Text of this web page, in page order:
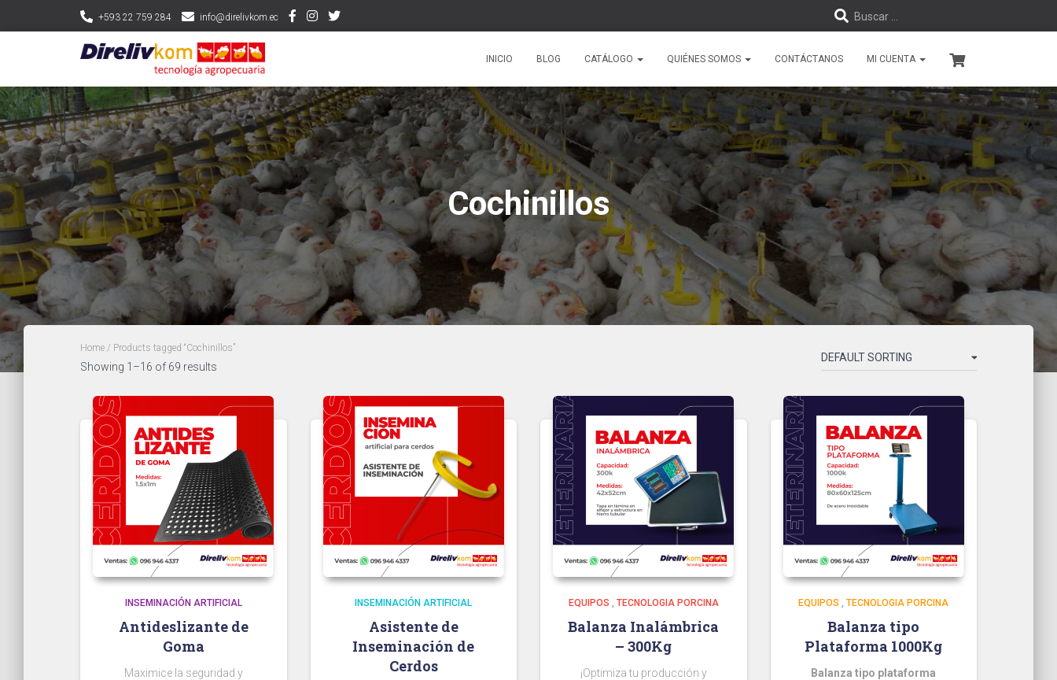
a
Buscar …
+593 22 759 284 info@direlivkom.ec
INICIO BLOG CATÁLOGO QUIÉNES SOMOS CONTÁCTANOS MI CUENTA
Cochinillos
Home / Products tagged “Cochinillos”
Showing 1–16 of 69 results
INSEMINACIÓN ARTIFICIAL
Antideslizante de
Goma
Maximice la seguridad y
INSEMINACIÓN ARTIFICIAL
Asistente de
Inseminación de
Cerdos
EQUIPOS , TECNOLOGIA PORCINA
Balanza Inalámbrica
– 300Kg
¡Optimiza tu producción y
EQUIPOS ,TECNOLOGIA PORCINA
Balanza tipo
Plataforma 1000Kg
Balanza tipo plataforma